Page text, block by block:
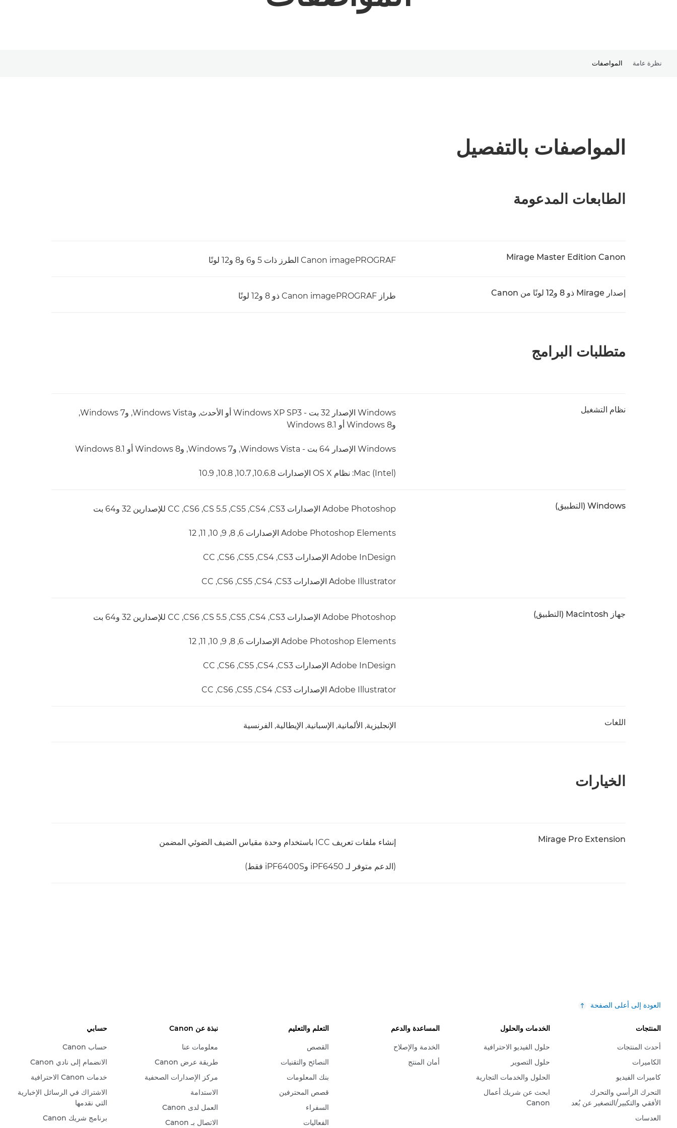
نظرة عامة المواصفات
المواصفات بالتفصيل
الطابعات المدعومة
Mirage Master Edition Canon Canon imagePROGRAF الطرز ذات 5 و6 و8 و12 لونًا
إصدار Mirage ذو 8 و12 لونًا من Canon طراز Canon imagePROGRAF ذو 8 و12 لونًا
متطلبات البرامج
نظام التشغيل
Windows الإصدار 32 بت - Windows XP SP3 أو الأحدث, وWindows Vista, وWindows 7,
وWindows 8 أو Windows 8.1
Windows الإصدار 64 بت - Windows Vista, وWindows 7, وWindows 8 أو Windows 8.1
Mac (Intel): نظام OS X الإصدارات 10.6.8, 10.7, 10.8, 10.9
Windows (التطبيق) Adobe Photoshop الإصدارات CS3,‏ CS4,‏ CS5,‏ CS 5.5,‏ CS6,‏ CC للإصدارين 32 و64 بت
Adobe Photoshop Elements الإصدارات 6, 8, 9, 10, 11, 12
Adobe InDesign الإصدارات CS3,‏ CS4,‏ CS5,‏ CS6,‏ CC
Adobe Illustrator الإصدارات CS3,‏ CS4,‏ CS5,‏ CS6,‏ CC
جهاز Macintosh (التطبيق) Adobe Photoshop الإصدارات CS3,‏ CS4,‏ CS5,‏ CS 5.5,‏ CS6,‏ CC للإصدارين 32 و64 بت
Adobe Photoshop Elements الإصدارات 6, 8, 9, 10, 11, 12
Adobe InDesign الإصدارات CS3,‏ CS4,‏ CS5,‏ CS6,‏ CC
Adobe Illustrator الإصدارات CS3,‏ CS4,‏ CS5,‏ CS6,‏ CC
اللغات الإنجليزية, الألمانية, الإسبانية, الإيطالية, الفرنسية
الخيارات
Mirage Pro Extension إنشاء ملفات تعريف ICC باستخدام وحدة مقياس الضيف الضوئي المضمن
(الدعم متوفر لـ iPF6450 وiPF6400S فقط)
العودة إلى أعلى الصفحة
المنتجات
أحدث المنتجات
الكاميرات
كاميرات الفيديو
التحرك الرأسي والتحرك
الأفقي والتكبير/التصغير عن بُعد
العدسات
الخدمات والحلول
حلول الفيديو الاحترافية
حلول التصوير
الحلول والخدمات التجارية
ابحث عن شريك أعمال
Canon
المساعدة والدعم
الخدمة والإصلاح
أمان المنتج
التعلم والتعليم
القصص
النصائح والتقنيات
بنك المعلومات
قصص المحترفين
السفراء
الفعاليات
نبذة عن Canon
معلومات عنا
طريقة عرض Canon
مركز الإصدارات الصحفية
الاستدامة
العمل لدى Canon
الاتصال بـ Canon
حسابي
حساب Canon
الانضمام إلى نادي Canon
خدمات Canon الاحترافية
الاشتراك في الرسائل الإخبارية
التي نقدمها
برنامج شريك Canon